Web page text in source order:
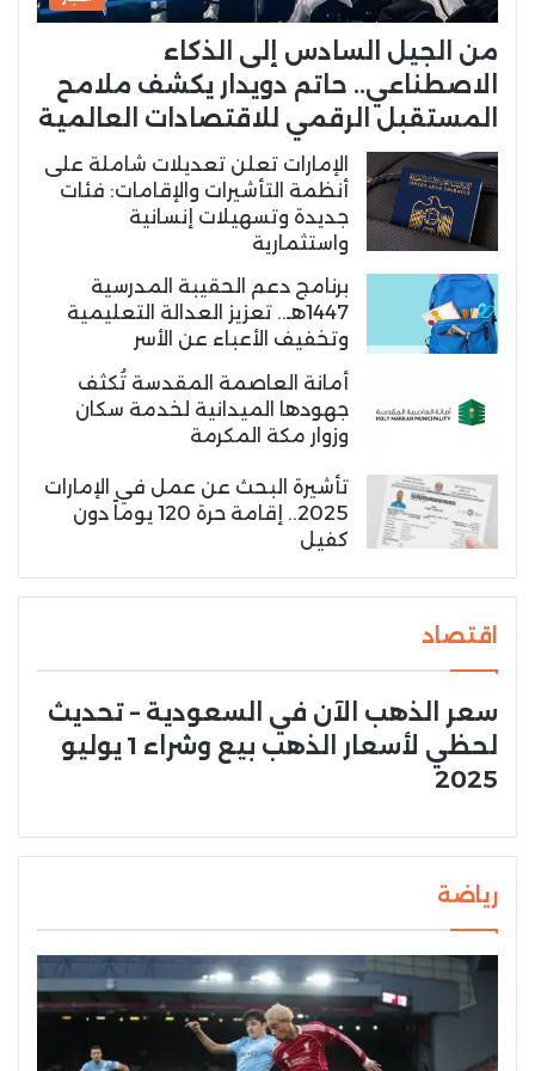
من الجيل السادس إلى الذكاء
الاصطناعي.. حاتم دويدار يكشف ملامح
المستقبل الرقمي للاقتصادات العالمية
الإمارات تعلن تعديلات شاملة على
أنظمة التأشيرات والإقامات: فئات
جديدة وتسهيلات إنسانية
واستثمارية
برنامج دعم الحقيبة المدرسية
1447هـ.. تعزيز العدالة التعليمية
وتخفيف الأعباء عن الأسر
أمانة العاصمة المقدسة تُكثف
جهودها الميدانية لخدمة سكان
وزوار مكة المكرمة
تأشيرة البحث عن عمل في الإمارات
2025.. إقامة حرة 120 يوماً دون
كفيل
اقتصاد
سعر الذهب الآن في السعودية – تحديث
لحظي لأسعار الذهب بيع وشراء 1 يوليو
2025
رياضة